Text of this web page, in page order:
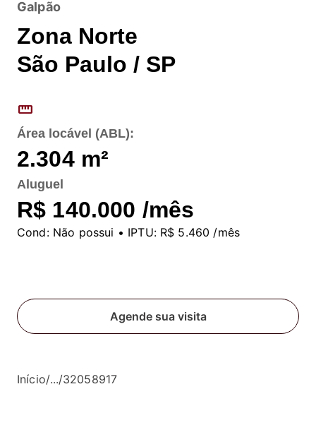
Galpão
Zona Norte
São Paulo / SP
straighten
Área locável (ABL):
2.304 m²
Aluguel
R$ 140.000 /mês
Cond:Não possui • IPTU:R$ 5.460 /mês
Agende sua visita
Início/.../32058917